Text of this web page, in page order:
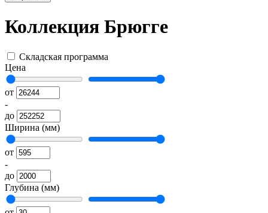
Коллекция Брюгге
Складская программа
Цена
от
-
до
Ширина (мм)
от
-
до
Глубина (мм)